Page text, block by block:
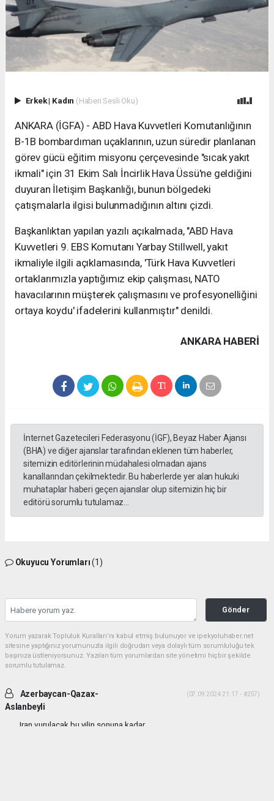
Erkek| Kadın (Haberi Sesli Oku)
ANKARA (İGFA) - ABD Hava Kuvvetleri Komutanlığının
B-1B bombardıman uçaklarının, uzun süredir planlanan
görev gücü eğitim misyonu çerçevesinde "sıcak yakıt
ikmali" için 31 Ekim Salı İncirlik Hava Üssü'ne geldiğini
duyuran İletişim Başkanlığı, bunun bölgedeki
çatışmalarla ilgisi bulunmadığının altını çizdi.
Başkanlıktan yapılan yazılı açıkalmada, "ABD Hava
Kuvvetleri 9. EBS Komutanı Yarbay Stillwell, yakıt
ikmaliyle ilgili açıklamasında, 'Türk Hava Kuvvetleri
ortaklarımızla yaptığımız ekip çalışması, NATO
havacılarının müşterek çalışmasını ve profesyonelliğini
ortaya koydu' ifadelerini kullanmıştır" denildi.
ANKARA HABERİ
İnternet Gazetecileri Federasyonu (İGF), Beyaz Haber Ajansı
(BHA) ve diğer ajanslar tarafından eklenen tüm haberler,
sitemizin editörlerinin müdahalesi olmadan ajans
kanallarından çekilmektedir. Bu haberlerde yer alan hukuki
muhataplar haberi geçen ajanslar olup sitemizin hiç bir
editörü sorumlu tutulamaz...
Okuyucu Yorumları(1)
Gönder
Yorum yazarak Topluluk Kuralları’nı kabul etmiş bulunuyor ve ipekyoluhaber.net
sitesine yaptığınız yorumunuzla ilgili doğrudan veya dolaylı tüm sorumluluğu tek
başınıza üstleniyorsunuz. Yazılan tüm yorumlardan site yönetimi hiçbir şekilde
sorumlu tutulamaz.
Azerbaycan-Qazax-
Aslanbeyli
(07.09.2024 21:17 - #257)
Iran vurulacak bu yilin sonuna kadar...